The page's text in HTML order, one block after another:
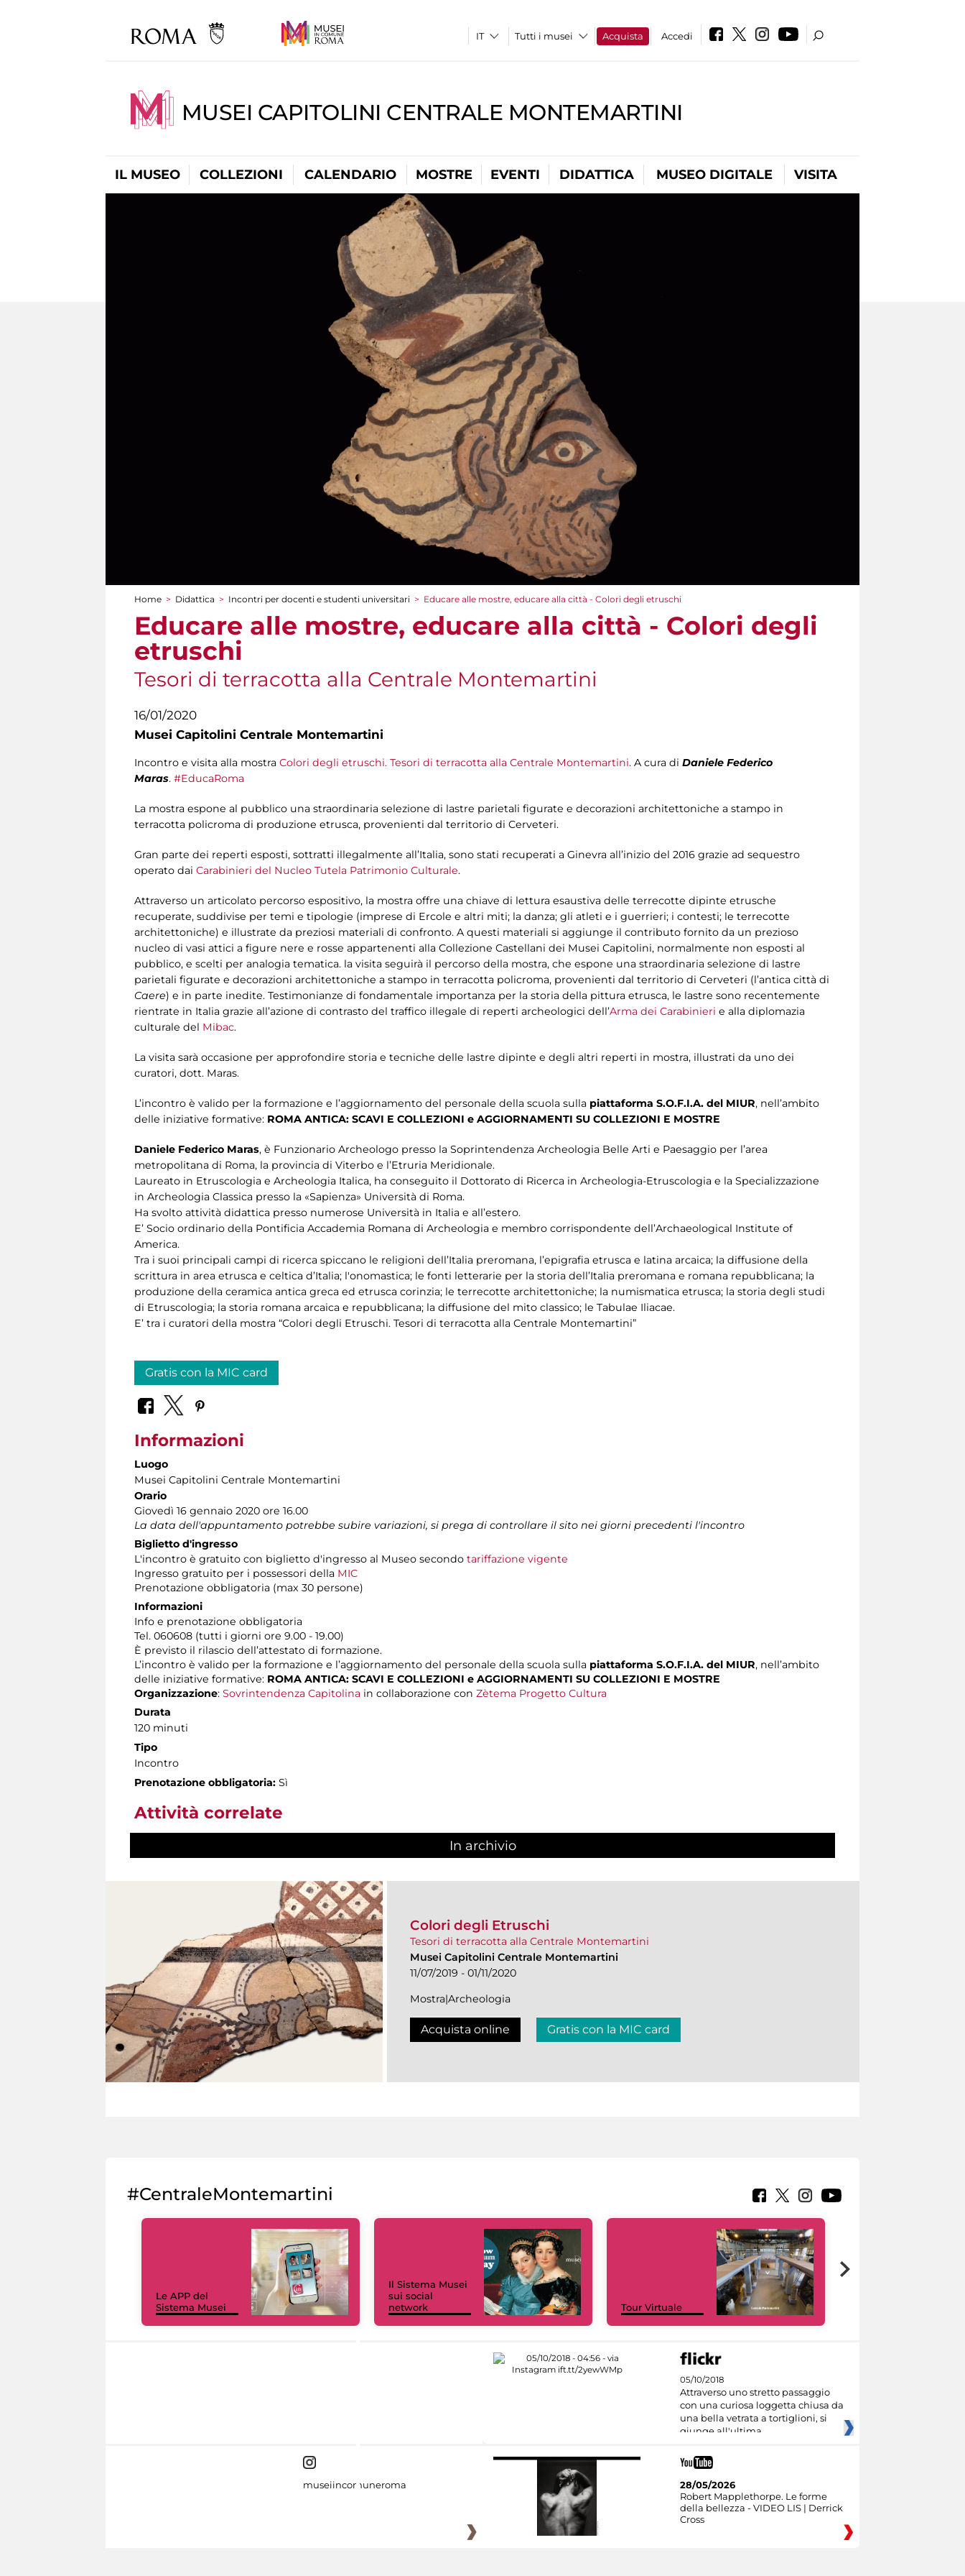
Tutti i musei Acquista Accedi
MUSEI CAPITOLINI CENTRALE MONTEMARTINI
IL MUSEO COLLEZIONI CALENDARIO MOSTRE EVENTI DIDATTICA MUSEO DIGITALE VISITA
Tu sei qui
Home > Didattica > Incontri per docenti e studenti universitari > Educare alle mostre, educare alla città - Colori degli etruschi
Educare alle mostre, educare alla città - Colori degli
etruschi
Tesori di terracotta alla Centrale Montemartini
16/01/2020
Musei Capitolini Centrale Montemartini
Incontro e visita alla mostra Colori degli etruschi. Tesori di terracotta alla Centrale Montemartini. A cura di Daniele Federico
Maras. #EducaRoma
La mostra espone al pubblico una straordinaria selezione di lastre parietali figurate e decorazioni architettoniche a stampo in
terracotta policroma di produzione etrusca, provenienti dal territorio di Cerveteri.
Gran parte dei reperti esposti, sottratti illegalmente all’Italia, sono stati recuperati a Ginevra all’inizio del 2016 grazie ad sequestro
operato dai Carabinieri del Nucleo Tutela Patrimonio Culturale.
Attraverso un articolato percorso espositivo, la mostra offre una chiave di lettura esaustiva delle terrecotte dipinte etrusche
recuperate, suddivise per temi e tipologie (imprese di Ercole e altri miti; la danza; gli atleti e i guerrieri; i contesti; le terrecotte
architettoniche) e illustrate da preziosi materiali di confronto. A questi materiali si aggiunge il contributo fornito da un prezioso
nucleo di vasi attici a figure nere e rosse appartenenti alla Collezione Castellani dei Musei Capitolini, normalmente non esposti al
pubblico, e scelti per analogia tematica. la visita seguirà il percorso della mostra, che espone una straordinaria selezione di lastre
parietali figurate e decorazioni architettoniche a stampo in terracotta policroma, provenienti dal territorio di Cerveteri (l’antica città di
Caere) e in parte inedite. Testimonianze di fondamentale importanza per la storia della pittura etrusca, le lastre sono recentemente
rientrate in Italia grazie all’azione di contrasto del traffico illegale di reperti archeologici dell’Arma dei Carabinieri e alla diplomazia
culturale del Mibac.
La visita sarà occasione per approfondire storia e tecniche delle lastre dipinte e degli altri reperti in mostra, illustrati da uno dei
curatori, dott. Maras.
L’incontro è valido per la formazione e l’aggiornamento del personale della scuola sulla piattaforma S.O.F.I.A. del MIUR, nell’ambito
delle iniziative formative: ROMA ANTICA: SCAVI E COLLEZIONI e AGGIORNAMENTI SU COLLEZIONI E MOSTRE
Daniele Federico Maras, è Funzionario Archeologo presso la Soprintendenza Archeologia Belle Arti e Paesaggio per l’area
metropolitana di Roma, la provincia di Viterbo e l’Etruria Meridionale.
Laureato in Etruscologia e Archeologia Italica, ha conseguito il Dottorato di Ricerca in Archeologia-Etruscologia e la Specializzazione
in Archeologia Classica presso la «Sapienza» Università di Roma.
Ha svolto attività didattica presso numerose Università in Italia e all’estero.
E’ Socio ordinario della Pontificia Accademia Romana di Archeologia e membro corrispondente dell’Archaeological Institute of
America.
Tra i suoi principali campi di ricerca spiccano le religioni dell’Italia preromana, l’epigrafia etrusca e latina arcaica; la diffusione della
scrittura in area etrusca e celtica d’Italia; l'onomastica; le fonti letterarie per la storia dell’Italia preromana e romana repubblicana; la
produzione della ceramica antica greca ed etrusca corinzia; le terrecotte architettoniche; la numismatica etrusca; la storia degli studi
di Etruscologia; la storia romana arcaica e repubblicana; la diffusione del mito classico; le Tabulae Iliacae.
E’ tra i curatori della mostra “Colori degli Etruschi. Tesori di terracotta alla Centrale Montemartini”
Gratis con la MIC card
Informazioni
Luogo
Musei Capitolini Centrale Montemartini
Orario
Giovedì 16 gennaio 2020 ore 16.00
La data dell'appuntamento potrebbe subire variazioni, si prega di controllare il sito nei giorni precedenti l'incontro
Biglietto d'ingresso
L'incontro è gratuito con biglietto d'ingresso al Museo secondo tariffazione vigente
Ingresso gratuito per i possessori della MIC
Prenotazione obbligatoria (max 30 persone)
Informazioni
Info e prenotazione obbligatoria
Tel. 060608 (tutti i giorni ore 9.00 - 19.00)
È previsto il rilascio dell’attestato di formazione.
L’incontro è valido per la formazione e l’aggiornamento del personale della scuola sulla piattaforma S.O.F.I.A. del MIUR, nell’ambito
delle iniziative formative: ROMA ANTICA: SCAVI E COLLEZIONI e AGGIORNAMENTI SU COLLEZIONI E MOSTRE
Organizzazione: Sovrintendenza Capitolina in collaborazione con Zètema Progetto Cultura
Durata
120 minuti
Tipo
Incontro
Prenotazione obbligatoria: Sì
Attività correlate
In archivio
Colori degli Etruschi
Tesori di terracotta alla Centrale Montemartini
Musei Capitolini Centrale Montemartini
11/07/2019 - 01/11/2020
Mostra|Archeologia
Acquista online Gratis con la MIC card
#CentraleMontemartini
Le APP del
Sistema Musei
Il Sistema Musei
sui social
network
Tour Virtuale
05/10/2018
Attraverso uno stretto passaggio
con una curiosa loggetta chiusa da
una bella vetrata a tortiglioni, si
giunge all'ultima
museiincomuneroma
28/05/2026
Robert Mapplethorpe. Le forme
della bellezza - VIDEO LIS | Derrick
Cross